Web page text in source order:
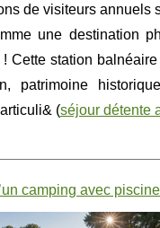
de visiteurs annuels
une destination
Cette station
patrimoine
(séjour détente
camping avec